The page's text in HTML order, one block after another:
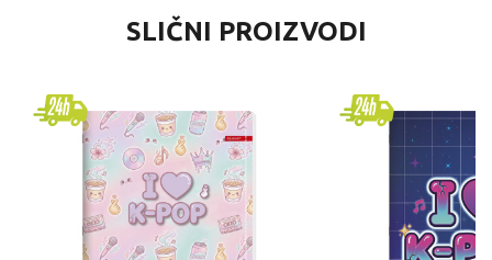
SLIČNI PROIZVODI